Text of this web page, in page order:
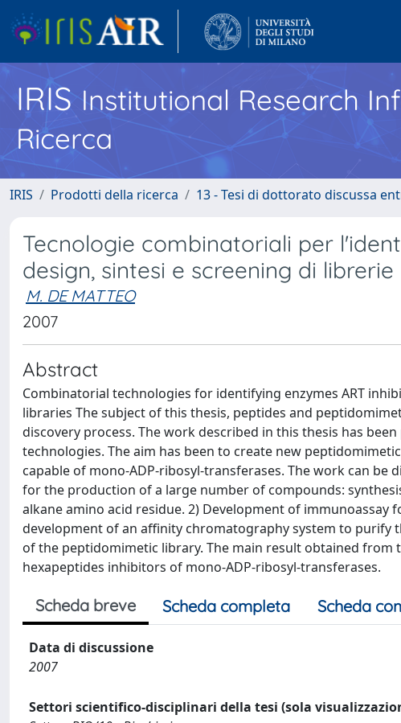
IRISInstitutional Research
Ricerca
IRIS Prodotti della ricerca 13 - Tesi di dottorato discussa
Tecnologie combinatoriali per
design, sintesi e screening di
M. DE MATTEO
2007
Abstract
Combinatorial technologies for identifying enzymes ART
libraries The subject of this thesis, peptides and
discovery process. The work described in this thesis has
technologies. The aim has been to create new
capable of mono-ADP-ribosyl-transferases. The work can
for the production of a large number of compounds:
alkane amino acid residue. 2) Development of
development of an affinity chromatography system to purify
of the peptidomimetic library. The main result obtained from
hexapeptides inhibitors of mono-ADP-ribosyl-transferases.
Scheda breve Scheda completa Scheda
Data di discussione
2007
Settori scientifico-disciplinari della tesi (sola